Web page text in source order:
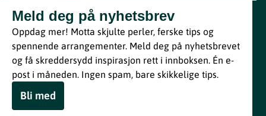
Meld deg på nyhetsbrev
Oppdag mer! Motta skjulte perler, ferske tips og
spennende arrangementer. Meld deg på nyhetsbrevet
og få skreddersydd inspirasjon rett i innboksen. Én e-
post i måneden. Ingen spam, bare skikkelige tips.
Bli med
www.visitvestfold.com
Turistinformasjon
Vestfold Fylkeskommune
ByBreakfast